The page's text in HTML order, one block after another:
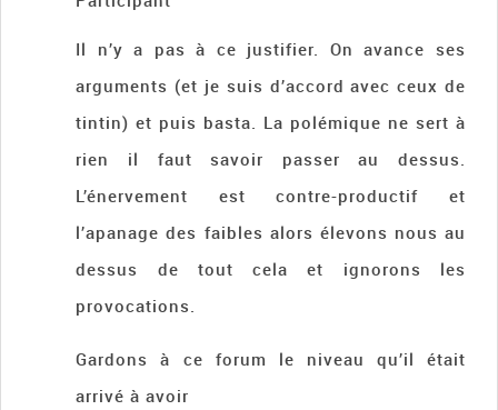
Il n’y a pas à ce justifier. On avance ses
arguments (et je suis d’accord avec ceux de
tintin) et puis basta. La polémique ne sert à
rien il faut savoir passer au dessus.
L’énervement est contre-productif et
l’apanage des faibles alors élevons nous au
dessus de tout cela et ignorons les
provocations.
Gardons à ce forum le niveau qu’il était
arrivé à avoir